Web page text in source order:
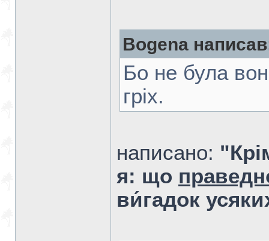
Bogena
Бо не була
гріх.
написано:
я: що
ви́гадок